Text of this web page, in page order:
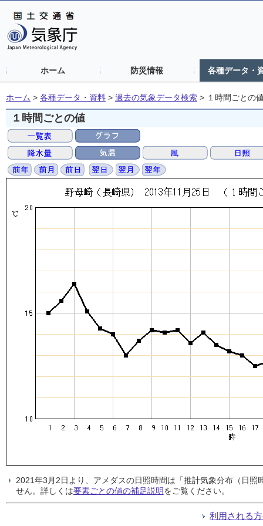
ホーム 防災情報 各種データ・
ホーム > 各種データ・資料 > 過去の気象データ検索 > １時間ごとの
１時間ごとの値
2021年3月2日より、アメダスの日照時間は「推計気象分布（日
せん。詳しくは要素ごとの値の補足説明をご覧ください。
利用される